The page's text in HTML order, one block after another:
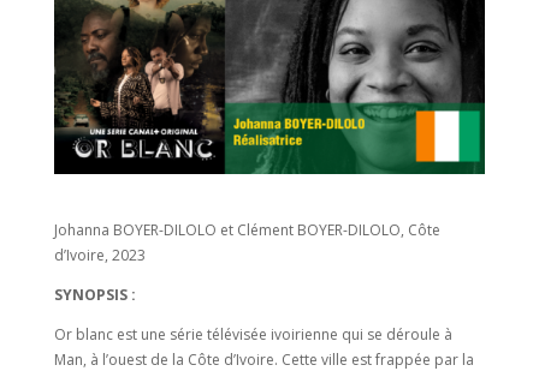
Johanna BOYER-DILOLO et Clément BOYER-DILOLO, Côte
d’Ivoire, 2023
SYNOPSIS :
Or blanc est une série télévisée ivoirienne qui se déroule à
Man, à l’ouest de la Côte d’Ivoire. Cette ville est frappée par la